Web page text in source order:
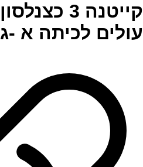
עולים לכיתה א -ג